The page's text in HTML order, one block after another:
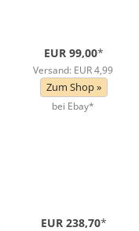
EUR 99,00*
Versand: EUR 4,99
Zum Shop »
bei Ebay*
EUR 238,70*